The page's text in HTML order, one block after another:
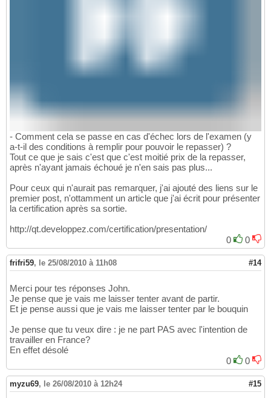
- Comment cela se passe en cas d'échec lors de l'examen (y
a-t-il des conditions à remplir pour pouvoir le repasser) ?
Tout ce que je sais c'est que c'est moitié prix de la repasser,
après n'ayant jamais échoué je n'en sais pas plus...
Pour ceux qui n'aurait pas remarquer, j'ai ajouté des liens sur le
premier post, n'ottamment un article que j'ai écrit pour présenter
la certification après sa sortie.
http://qt.developpez.com/certification/presentation/
0
0
frifri59, le 25/08/2010 à 11h08 #14
Merci pour tes réponses John.
Je pense que je vais me laisser tenter avant de partir.
Et je pense aussi que je vais me laisser tenter par le bouquin
Je pense que tu veux dire : je ne part PAS avec l'intention de
travailler en France?
En effet désolé
0
0
myzu69, le 26/08/2010 à 12h24 #15